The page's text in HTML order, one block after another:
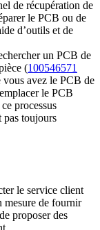
de récupération de
le PCB ou de
d’outils et de
un PCB de
(100546571
avez le PCB de
le PCB
processus
pas toujours
le service client
mesure de fournir
proposer des